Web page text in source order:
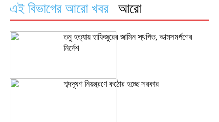
এই বিভাগের আরো খবর আরো
তনু হত্যায় হাফিজুরের জামিন স্থগিত, আত্মসমর্পণের
নির্দেশ
শব্দদূষণ নিয়ন্ত্রণে কঠোর হচ্ছে সরকার